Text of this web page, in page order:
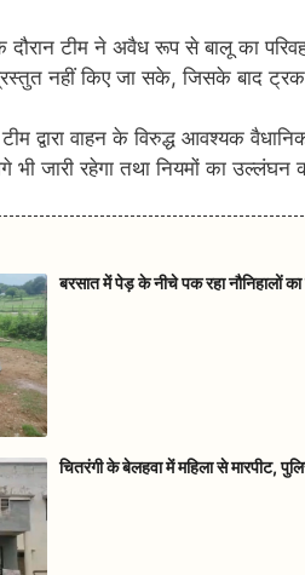
के दौरान टीम ने अवैध रूप से बालू का
नहीं किए जा सके, जिसके बाद ट्रक
द्वारा वाहन के विरुद्ध आवश्यक
जारी रहेगा तथा नियमों का उल्लंघन
बरसात में पेड़ के नीचे पक रहा नौनिहालों
चितरंगी के बेलहवा में महिला से मारपीट,